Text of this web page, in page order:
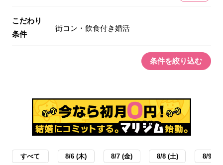
こだわり
条件
街コン・飲食付き婚活
条件を絞り込む
すべて 8/6 (木) 8/7 (金) 8/8 (土) 8/9 (日